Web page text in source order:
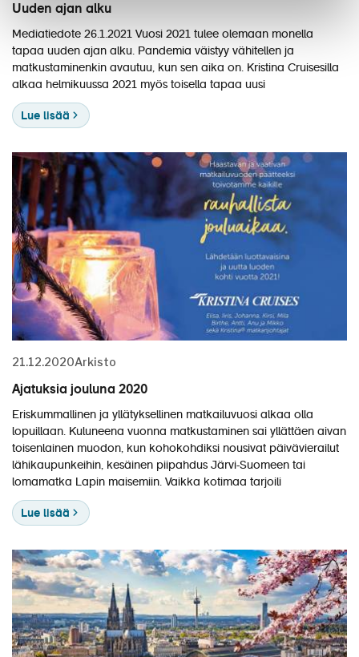
Uuden ajan alku
Mediatiedote 26.1.2021 Vuosi 2021 tulee olemaan monella
tapaa uuden ajan alku. Pandemia väistyy vähitellen ja
matkustaminenkin avautuu, kun sen aika on. Kristina Cruisesilla
alkaa helmikuussa 2021 myös toisella tapaa uusi
Lue lisää
21.12.2020Arkisto
Ajatuksia jouluna 2020
Eriskummallinen ja yllätyksellinen matkailuvuosi alkaa olla
lopuillaan. Kuluneena vuonna matkustaminen sai yllättäen aivan
toisenlainen muodon, kun kohokohdiksi nousivat päivävierailut
lähikaupunkeihin, kesäinen piipahdus Järvi-Suomeen tai
lomamatka Lapin maisemiin. Vaikka kotimaa tarjoili
Lue lisää